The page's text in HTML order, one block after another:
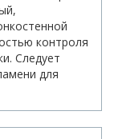
контроля
Следует
для